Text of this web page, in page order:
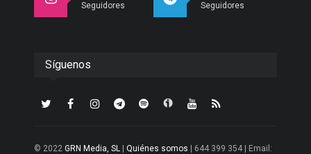
Seguidores
Seguidores
Síguenos
© 2022 GRN Media, SL | Quiénes somos | 644 399 354 | Email: